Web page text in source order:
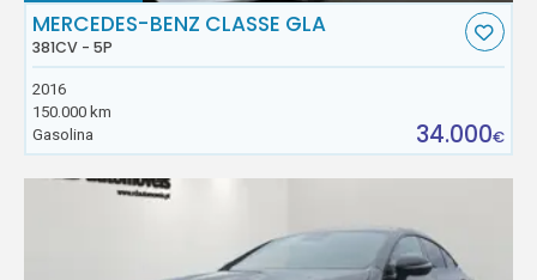
MERCEDES-BENZ CLASSE GLA
381CV - 5P
2016
150.000 km
Gasolina
34.000€